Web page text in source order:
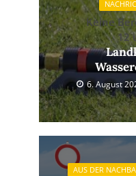
Keine
12
6. August
AUS DER